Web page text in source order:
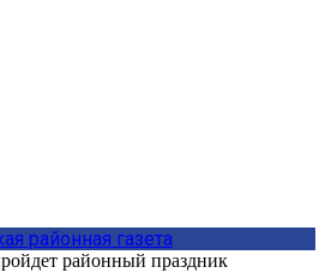
районная газета
районный праздник